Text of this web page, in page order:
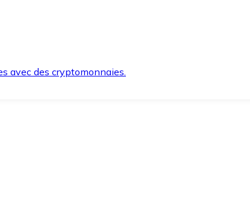
avec des cryptomonnaies.
et en toute sécurité.
lorsque vous en avez besoin.